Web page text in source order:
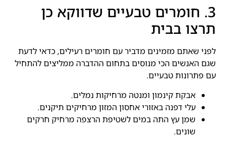
3. חומרים טבעיים שדווקא כן
תרצו בבית
לפני שאתם מזמינים מדביר עם חומרים רעילים, כדאי לדעת
שגם האנשים הכי מנוסים בתחום ההדברה ממליצים להתחיל
עם פתרונות טבעיים.
אבקת קינמון ומנטה מרחיקות נמלים.
עלי דפנה באזורי אחסון המזון מרחיקים תיקנים.
שמן עץ התה במים לשטיפת הרצפה מרחיק חרקים
שונים.